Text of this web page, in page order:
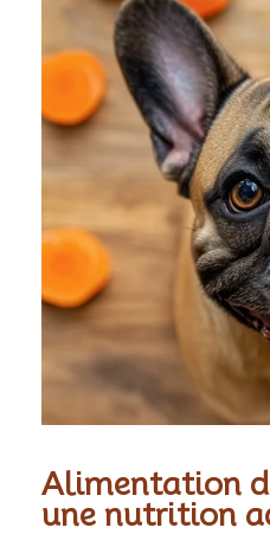
Alimentation
une nutrition